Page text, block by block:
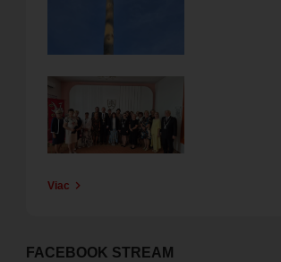
Obrázok
Viac
FACEBOOK STREAM